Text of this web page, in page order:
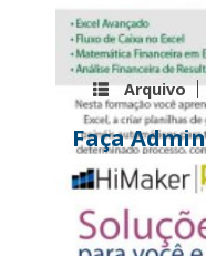
Arquivo
Faça
Finanças
uma
...